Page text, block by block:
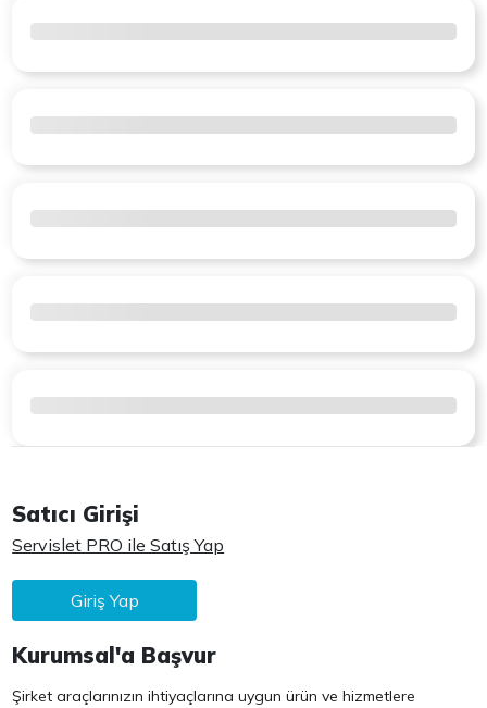
Satıcı Girişi
Servislet PRO ile Satış Yap
Giriş Yap
Kurumsal'a Başvur
Şirket araçlarınızın ihtiyaçlarına uygun ürün ve hizmetlere